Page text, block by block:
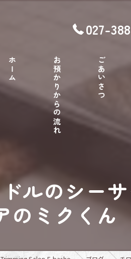
027-
ホーム お預かりからの流れ ごあいさつ
ルのシー
のミクくん